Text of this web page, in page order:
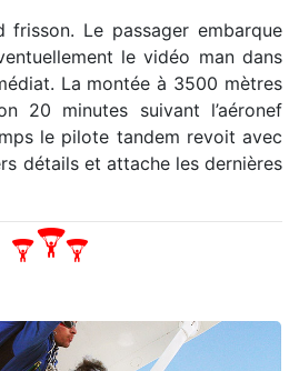
Le passager embarque
le vidéo man dans
La montée à 3500 mètres
20 minutes suivant l’aéronef
le pilote tandem revoit avec
détails et attache les dernières